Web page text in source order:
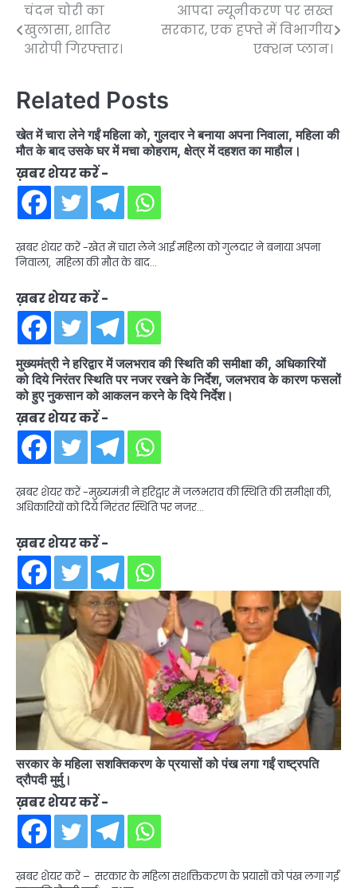
Post
navigation
चंदन चोरी का
खुलासा, शातिर
आरोपी गिरफ्तार।
आपदा न्यूनीकरण पर सख्त
सरकार, एक हफ्ते में विभागीय
एक्शन प्लान।
Related Posts
खेत में चारा लेने गईं महिला को, गुलदार ने बनाया अपना निवाला, महिला की
मौत के बाद उसके घर में मचा कोहराम, क्षेत्र में दहशत का माहौल।
ख़बर शेयर करें -
ख़बर शेयर करें -खेत में चारा लेने आई महिला को गुलदार ने बनाया अपना
निवाला, महिला की मौत के बाद…
ख़बर शेयर करें -
मुख्यमंत्री ने हरिद्वार में जलभराव की स्थिति की समीक्षा की, अधिकारियों
को दिये निरंतर स्थिति पर नजर रखने के निर्देश, जलभराव के कारण फसलों
को हुए नुकसान को आकलन करने के दिये निर्देश।
ख़बर शेयर करें -
ख़बर शेयर करें -मुख्यमंत्री ने हरिद्वार में जलभराव की स्थिति की समीक्षा की,
अधिकारियों को दिये निरंतर स्थिति पर नजर…
ख़बर शेयर करें -
सरकार के महिला सशक्तिकरण के प्रयासों को पंख लगा गईं राष्ट्रपति
द्रौपदी मुर्मु।
ख़बर शेयर करें -
ख़बर शेयर करें – सरकार के महिला सशक्तिकरण के प्रयासों को पंख लगा गईं